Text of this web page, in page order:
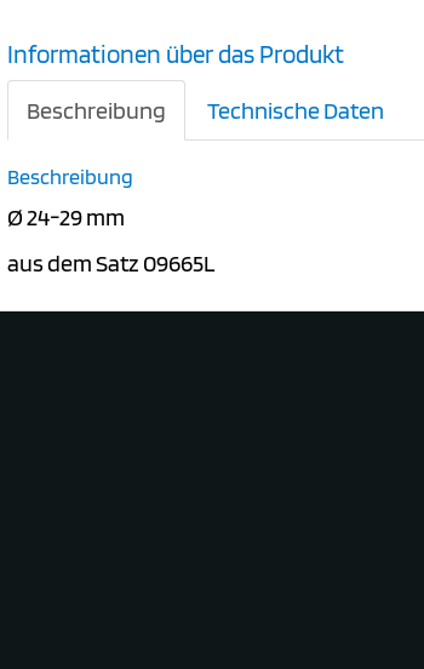
Informationen über das Produkt
Beschreibung Technische Daten
Beschreibung
Ø 24-29 mm
aus dem Satz 09665L